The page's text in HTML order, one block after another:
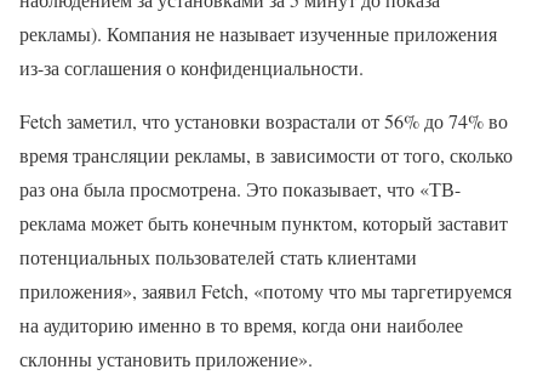
рекламы). Компания не называет изученные приложения
из-за соглашения о конфиденциальности.
Fetch заметил, что установки возрастали от 56% до 74% во
время трансляции рекламы, в зависимости от того, сколько
раз она была просмотрена. Это показывает, что «ТВ-
реклама может быть конечным пунктом, который заставит
потенциальных пользователей стать клиентами
приложения», заявил Fetch, «потому что мы таргетируемся
на аудиторию именно в то время, когда они наиболее
склонны установить приложение».